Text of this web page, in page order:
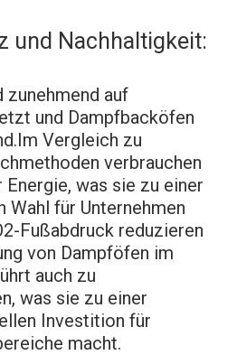
und Nachhaltigkeit:
zunehmend auf
und Dampfbacköfen
Vergleich zu
verbrauchen
was sie zu einer
Wahl für Unternehmen
Fußabdruck reduzieren
von Dampföfen im
auch zu
was sie zu einer
Investition für
macht.